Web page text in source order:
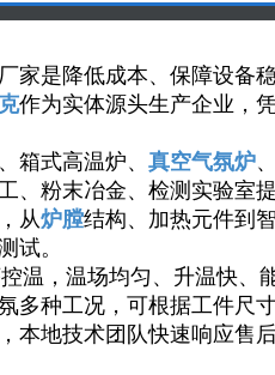
家是降低成本、保障设备
作为实体源头生产企业，
箱式高温炉、 真空气氛炉
、粉末冶金、检测实验室
从炉膛结构、加热元件到
试。
温，温场均匀、升温快、
多种工况，可根据工件尺
本地技术团队快速响应售